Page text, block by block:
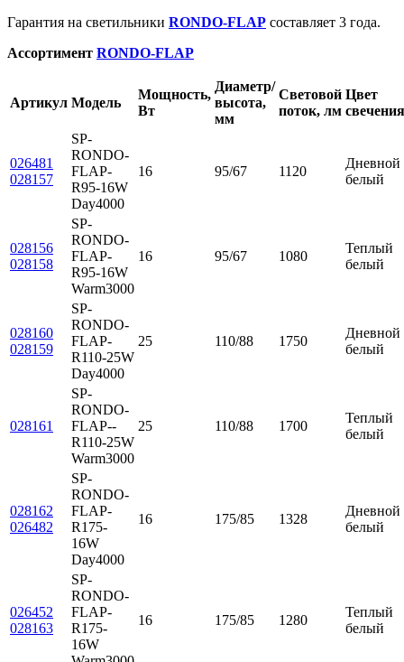
Гарантия на светильники RONDO-FLAP составляет 3 года.
Ассортимент RONDO-FLAP
Артикул Модель
Мощность,
Вт
Диаметр/
высота,
мм
Световой
поток, лм
Цвет
свечения
026481
028157
SP-
RONDO-
FLAP-
R95-16W
Day4000
16 95/67 1120
Дневной
белый
028156
028158
SP-
RONDO-
FLAP-
R95-16W
Warm3000
16 95/67 1080
Теплый
белый
028160
028159
SP-
RONDO-
FLAP-
R110-25W
Day4000
25 110/88 1750
Дневной
белый
028161
SP-
RONDO-
FLAP--
R110-25W
Warm3000
25 110/88 1700
Теплый
белый
028162
026482
SP-
RONDO-
FLAP-
R175-
16W
Day4000
16 175/85 1328
Дневной
белый
026452
028163
SP-
RONDO-
FLAP-
R175-
16W
16 175/85 1280
Теплый
белый